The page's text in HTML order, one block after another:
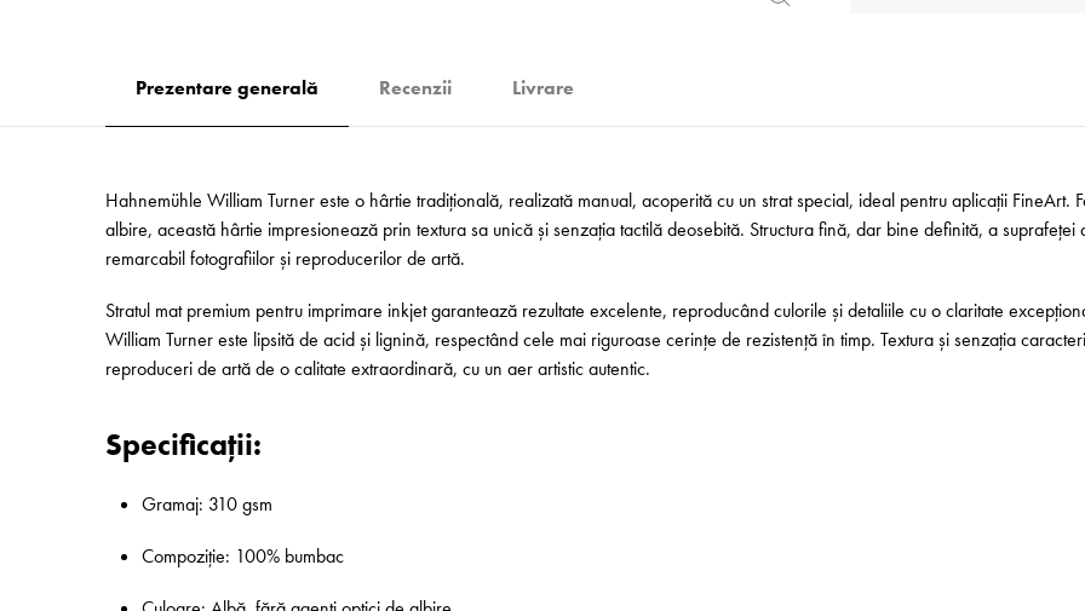
Prezentare generală Recenzii Livrare
Hahnemühle William Turner este o hârtie tradițională, realizată manual, acoperită cu un strat special, ideal pentru aplicații
albire, această hârtie impresionează prin textura sa unică și senzația tactilă deosebită. Structura fină, dar bine definită, a
remarcabil fotografiilor și reproducerilor de artă.
Stratul mat premium pentru imprimare inkjet garantează rezultate excelente, reproducând culorile și detaliile cu o claritate
William Turner este lipsită de acid și lignină, respectând cele mai riguroase cerințe de rezistență în timp. Textura și senzația
reproduceri de artă de o calitate extraordinară, cu un aer artistic autentic.
Specificații:
Gramaj: 310 gsm
Compoziție: 100% bumbac